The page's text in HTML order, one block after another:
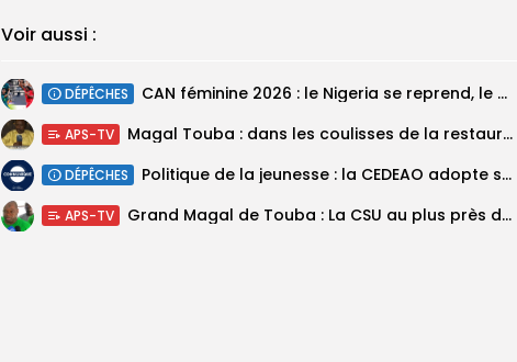
Voir aussi :
DÉPÊCHES ‎CAN féminine 2026 : le Nigeria se reprend, le Malawi surprend encore...
APS-TV Magal Touba : dans les coulisses de la restauration de la presse...
DÉPÊCHES Politique de la jeunesse : la CEDEAO adopte son plan d’actions stratégiques...
APS-TV Grand Magal de Touba : La CSU au plus près des pèlerins